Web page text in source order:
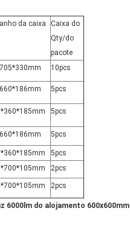
da caixa
Caixa do
Qty/do
pacote
10pcs
5pcs
5pcs
5pcs
5pcs
2pcs
2pcs
6000lm do alojamento 600x600mm